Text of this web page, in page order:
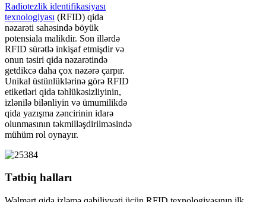
Radiotezlik identifikasiyası
texnologiyası (RFID) qida
nəzarəti sahəsində böyük
potensiala malikdir. Son illərdə
RFID sürətlə inkişaf etmişdir və
onun təsiri qida nəzarətində
getdikcə daha çox nəzərə çarpır.
Unikal üstünlüklərinə görə RFID
etiketləri qida təhlükəsizliyinin,
izlənilə bilənliyin və ümumilikdə
qida yazışma zəncirinin idarə
olunmasının təkmilləşdirilməsində
mühüm rol oynayır.
Tətbiq halları